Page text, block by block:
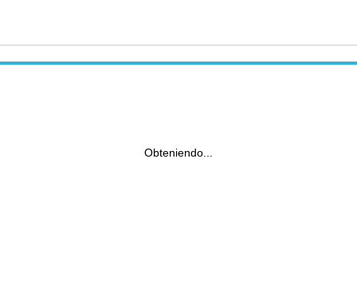
Obteniendo...